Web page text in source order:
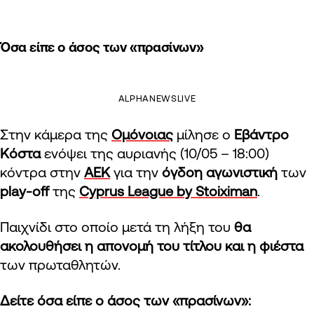
Όσα είπε ο άσος των «πρασίνων»
ALPHANEWSLIVE
Στην κάμερα της Ομόνοιας μίλησε ο Εβάντρο
Κόσταενόψει της αυριανής (10/05 – 18:00)
κόντρα στην ΑΕΚγια την όγδοη αγωνιστική των
play-offτης Cyprus League by Stoiximan.
Παιχνίδι στο οποίο μετά τη λήξη του θα
ακολουθήσει η απονομή του τίτλου και η φιέστα
των πρωταθλητών.
Δείτε όσα είπε ο άσος των «πρασίνων»: